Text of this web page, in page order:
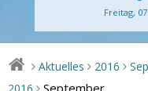
Freitag,
> Aktuelles > 2016 >
> September